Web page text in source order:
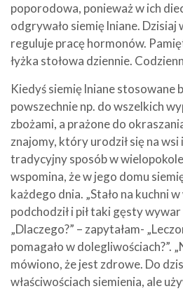
poporodowa, ponieważ w ich
odgrywało siemię lniane. Dzisiaj
reguluje pracę hormonów.
łyżka stołowa dziennie.
Kiedyś siemię lniane stosowane
powszechnie np. do wszelkich
zbożami, a prażone do
znajomy, który urodził się na wsi
tradycyjny sposób w
wspomina, że w jego domu
każdego dnia. „Stało na kuchni
podchodził i pił taki gęsty
„Dlaczego?” – zapytałam-
pomagało w dolegliwościach?”.
mówiono, że jest zdrowe. Do
właściwościach siemienia, ale